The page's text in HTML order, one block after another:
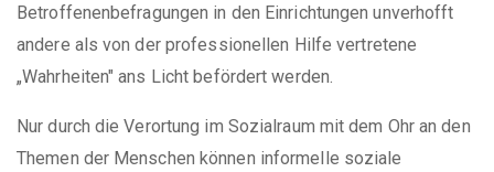
Betroffenenbefragungen in den Einrichtungen unverhofft
andere als von der professionellen Hilfe vertretene
„Wahrheiten" ans Licht befördert werden.
Nur durch die Verortung im Sozialraum mit dem Ohr an den
Themen der Menschen können informelle soziale